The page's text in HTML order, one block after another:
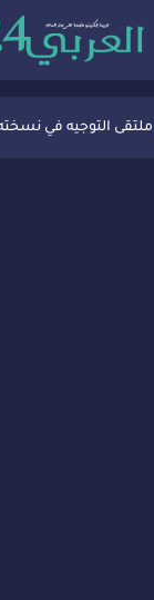
ثانوية المنصور الذهبي بسيدي قاسم تُعزّز ثقافة
ملتقى التوجيه في نسخته الرابعة